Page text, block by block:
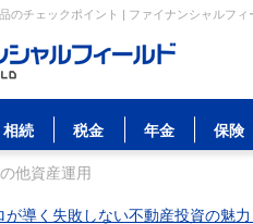
のチェックポイント | ファイナンシャルフィ
相続 税金 年金 保険
他資産運用
が導く失敗しない不動産投資の魅